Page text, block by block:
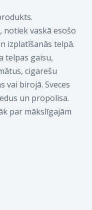
notiek vaskā esošo
izplatīšanās telpā.
telpas gaisu,
cigarešu
vai birojā. Sveces
un propolisa.
par mākslīgajām